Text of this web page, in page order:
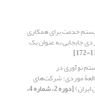
خدمت برای همکاری
جابجایی به عنوان یک
نوآوری در
موردی: شرکت‌های
[دوره 2، شماره 4،